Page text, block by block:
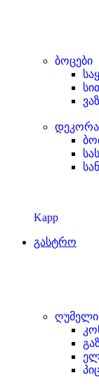
ბოცები
Kapp
გასტრო
ღუმელი